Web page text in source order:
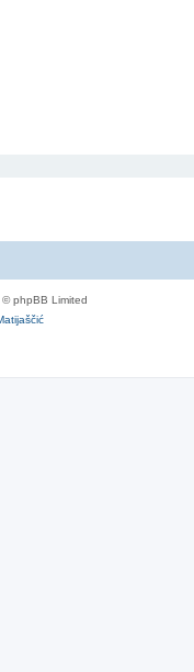
phpBB Limited